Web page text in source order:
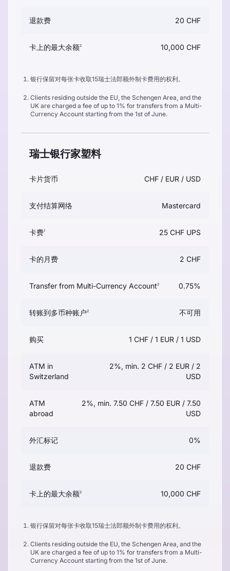
退款费 20 CHF
卡上的最大余额2 10,000 CHF
银行保留对每张卡收取15瑞士法郎额外制卡费用的权利。
Clients residing outside the EU, the Schengen Area, and the
UK are charged a fee of up to 1% for transfers from a Multi-
Currency Account starting from the 1st of June.
瑞士银行家塑料
卡片货币 CHF / EUR / USD
支付结算网络 Mastercard
卡费1 25 CHF UPS
卡的月费 2 CHF
Transfer from Multi-Currency Account2 0.75%
转账到多币种账户2 不可用
购买 1 CHF / 1 EUR / 1 USD
ATM in
Switzerland
2%, min. 2 CHF / 2 EUR / 2
USD
ATM
abroad
2%, min. 7.50 CHF / 7.50 EUR / 7.50
USD
外汇标记 0%
退款费 20 CHF
卡上的最大余额2 10,000 CHF
银行保留对每张卡收取15瑞士法郎额外制卡费用的权利。
Clients residing outside the EU, the Schengen Area, and the
UK are charged a fee of up to 1% for transfers from a Multi-
Currency Account starting from the 1st of June.